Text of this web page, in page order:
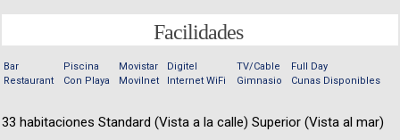
Facilidades
Bar
Restaurant
Piscina
Con Playa
Movistar
Movilnet
Digitel
Internet WiFi
TV/Cable
Gimnasio
Full Day
Cunas Disponibles
33 habitaciones Standard (Vista a la calle) Superior (Vista al mar)